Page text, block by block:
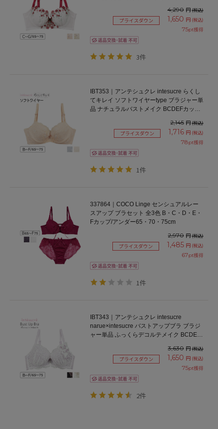
4,290 円(税込)
プライスダウン 1,650 円 (税込)
75pt獲得
3件
IBT353｜アンテシュクレ intesucre らくし
てキレイ ソフトワイヤーtype ブラジャー単
品 ナチュラルバストメイク BCDEFカップ
2,145 円(税込)
プライスダウン 1,716 円 (税込)
78pt獲得
1件
337864｜COCO Linge センシュアルレー
スアップ ブラセット 全3色 B・C・D・E・
Fカップ/アンダー65・70・75cm
2,970 円(税込)
プライスダウン 1,485 円 (税込)
67pt獲得
1件
IBT343｜アンテシュクレ intesucre
narue×intesucre バストアップブラ ブラジ
ャー単品 ふっくらデコルテメイク BCDEF
3,630 円(税込)
プライスダウン 1,650 円 (税込)
75pt獲得
2件